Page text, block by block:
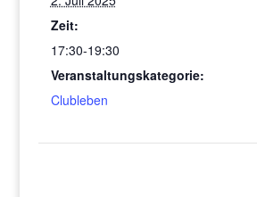
Zeit:
17:30-19:30
Veranstaltungskategorie:
Clubleben